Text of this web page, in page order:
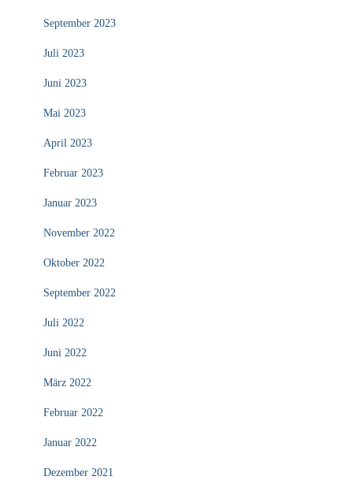
September 2023
Juli 2023
Juni 2023
Mai 2023
April 2023
Februar 2023
Januar 2023
November 2022
Oktober 2022
September 2022
Juli 2022
Juni 2022
März 2022
Februar 2022
Januar 2022
Dezember 2021